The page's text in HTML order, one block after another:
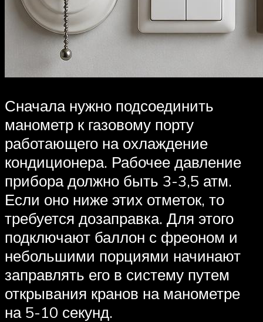
Сначала нужно подсоединить
манометр к газовому порту
работающего на охлаждение
кондиционера. Рабочее давление
прибора должно быть 3-3,5 атм.
Если оно ниже этих отметок, то
требуется дозаправка. Для этого
подключают баллон с фреоном и
небольшими порциями начинают
заправлять его в систему путем
открывания кранов на манометре
на 5-10 секунд.